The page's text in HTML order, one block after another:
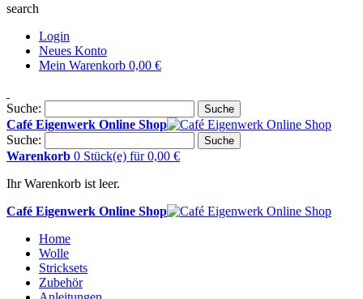
search
Login
Neues Konto
Mein Warenkorb 0,00 €
Suche: Suche
Café Eigenwerk Online Shop
Suche:
Suche
Warenkorb 0 Stück(e) für 0,00 €
Ihr Warenkorb ist leer.
Café Eigenwerk Online Shop
Home
Wolle
Stricksets
Zubehör